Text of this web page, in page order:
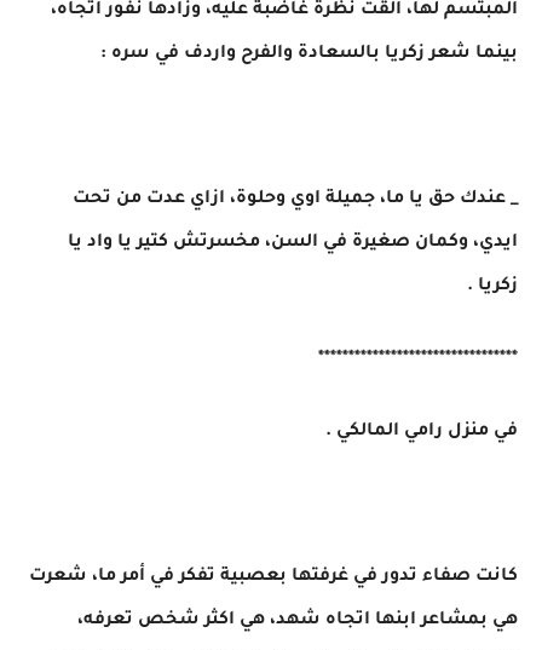
المبتسم لها، القت نظرة غاضبة عليه، وزادها نفور اتجاه،
بينما شعر زكريا بالسعادة والفرح واردف في سره :
_ عندك حق يا ما، جميلة اوي وحلوة، ازاي عدت من تحت
ايدي، وكمان صغيرة في السن، مخسرتش كتير يا واد يا
زكريا .
*********************************
في منزل رامي المالكي .
كانت صفاء تدور في غرفتها بعصبية تفكر في أمر ما، شعرت
هي بمشاعر ابنها اتجاه شهد، هي اكثر شخص تعرفه،